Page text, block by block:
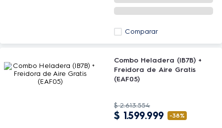
Comparar
Combo Heladera (IB7B) +
Freidora de Aire Gratis
(EAF05)
$ 2.613.554
$ 1.599.999 -38%